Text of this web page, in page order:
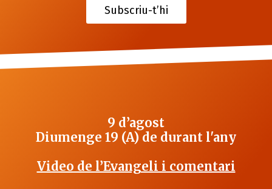
Subscriu-t’hi
9 d’agost
Diumenge 19 (A) de durant l'any
Video de l’Evangeli i comentari